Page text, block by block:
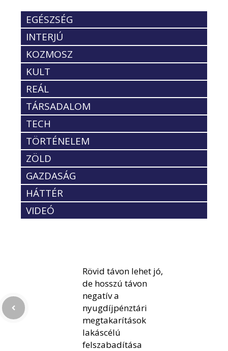
EGÉSZSÉG
INTERJÚ
KOZMOSZ
KULT
REÁL
TÁRSADALOM
TECH
TÖRTÉNELEM
ZÖLD
GAZDASÁG
HÁTTÉR
VIDEÓ
Rövid távon lehet jó,
de hosszú távon
negatív a
nyugdíjpénztári
megtakarítások
lakáscélú
felszabadítása